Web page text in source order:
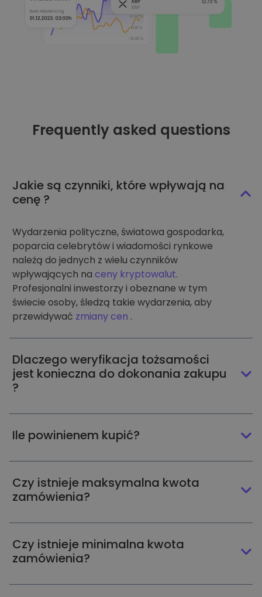
Frequently asked questions
Jakie są czynniki, które wpływają na
cenę ?
Wydarzenia polityczne, światowa gospodarka,
poparcia celebrytów i wiadomości rynkowe
należą do jednych z wielu czynników
wpływających na ceny kryptowalut.
Profesjonalni inwestorzy i obeznane w tym
świecie osoby, śledzą takie wydarzenia, aby
przewidywać zmiany cen .
Dlaczego weryfikacja tożsamości
jest konieczna do dokonania zakupu
?
Ile powinienem kupić?
Czy istnieje maksymalna kwota
zamówienia?
Czy istnieje minimalna kwota
zamówienia?